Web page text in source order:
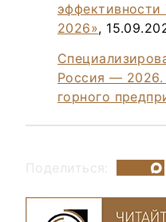
2026»,
Россия — 2026.
горного
Поделиться: